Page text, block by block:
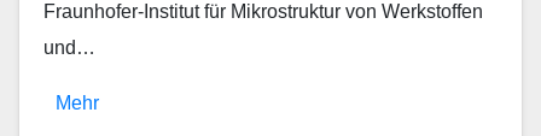
Fraunhofer-Institut für Mikrostruktur von Werkstoffen
und…
Mehr